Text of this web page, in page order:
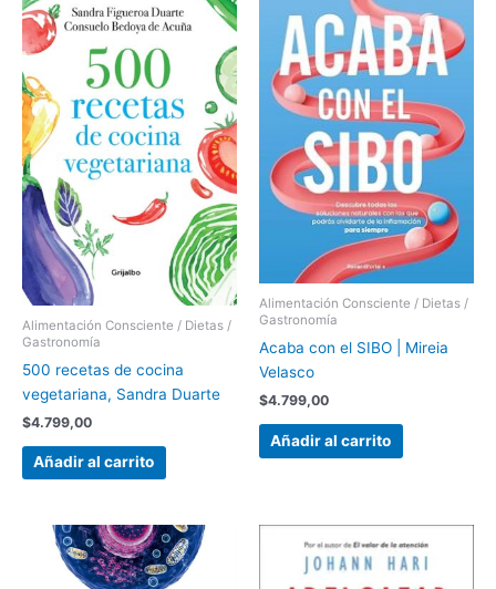
Alimentación Consciente / Dietas /
Gastronomía
500 recetas de cocina
vegetariana, Sandra Duarte
$4.799,00
Añadir al carrito
Alimentación Consciente / Dietas /
Gastronomía
Acaba con el SIBO | Mireia
Velasco
$4.799,00
Añadir al carrito